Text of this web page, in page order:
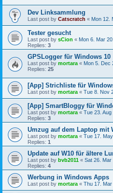
Dev Linksammlung
Last post by Catscratch « Mon 12.
Tester gesucht
Last post by sCion « Mon 6. Mar
Replies: 3
GPSLogger für Windows 10
Last post by mortara « Mon 5. Dec
Replies: 25
[App] Strichliste für
Last post by mortara « Tue 8. Nov
[App] SmartBloggy für
Last post by mortara « Tue 23. Aug
Replies: 3
Umzug auf dem Laptop mit
Last post by mortara « Tue 17.
Replies: 1
Update auf W10 für ältere
Last post by bvb2011 « Sat 26. Mar
Replies: 4
Werbung in Windows Apps
Last post by mortara « Thu 17.